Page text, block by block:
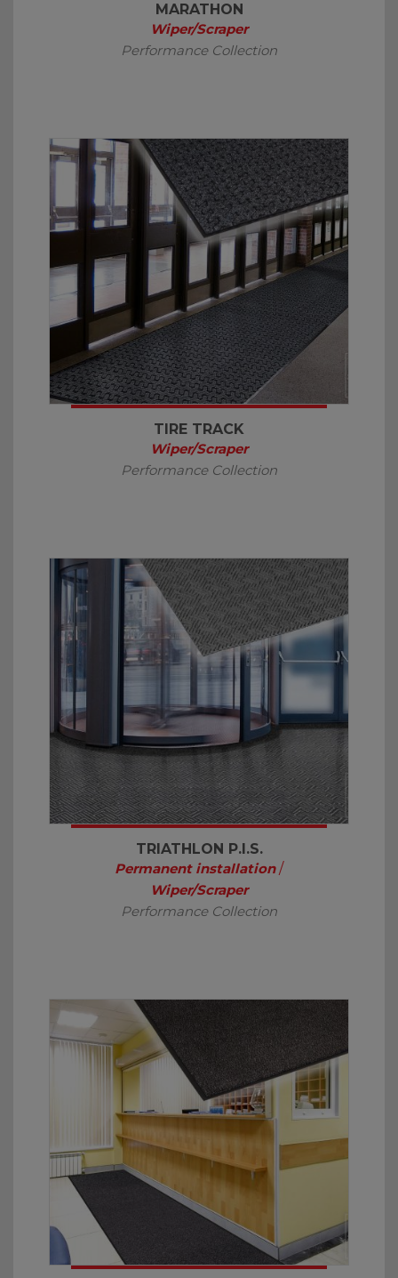
MARATHON
Wiper/Scraper
Performance Collection
TIRE TRACK
Wiper/Scraper
Performance Collection
TRIATHLON P.I.S.
Permanent installation /
Wiper/Scraper
Performance Collection